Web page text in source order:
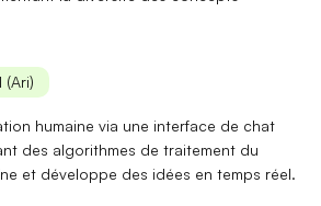
(Ari)
humaine via une interface de chat
des algorithmes detraitement du
et développe des idées en temps réel.